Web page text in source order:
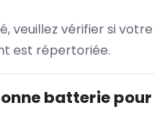
veuillez vérifier si votre
est répertoriée.
batterie pour